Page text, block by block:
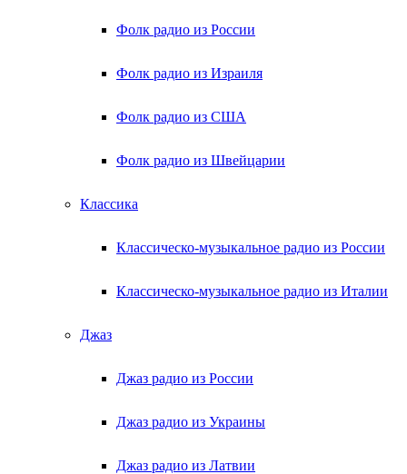
Фолк радио из России
Фолк радио из Израиля
Фолк радио из США
Фолк радио из Швейцарии
Классика
Классическо-музыкальное радио из России
Классическо-музыкальное радио из Италии
Джаз
Джаз радио из России
Джаз радио из Украины
Джаз радио из Латвии